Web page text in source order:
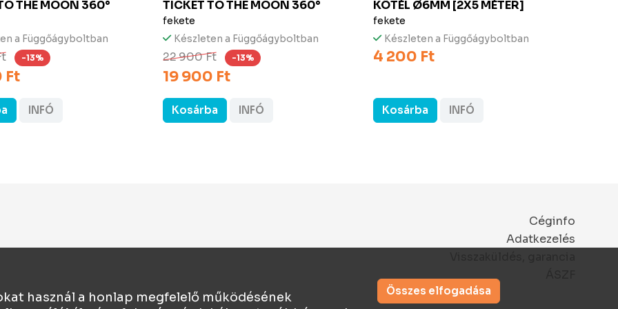
THE MOON 360°
a Függőágyboltban
-13%
Ft
INFÓ
TICKET TO THE MOON 360°
fekete
Készleten a Függőágyboltban
22 900 Ft -13%
19 900 Ft
Kosárba INFÓ
KÖTÉL Ø6MM [2X5 MÉTER]
fekete
Készleten a Függőágyboltban
4 200 Ft
Kosárba INFÓ
Céginfo
Adatkezelés
használ a honlap megfelelő működésének
Összes elfogadása